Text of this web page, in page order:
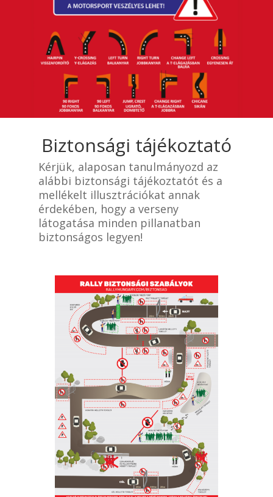
Biztonsági tájékoztató
Kérjük, alaposan tanulmányozd az
alábbi biztonsági tájékoztatót és a
mellékelt illusztrációkat annak
érdekében, hogy a verseny
látogatása minden pillanatban
biztonságos legyen!